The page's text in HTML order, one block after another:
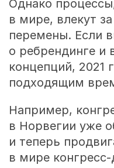
Однако
в мире, влекут
перемены. Если
о ребрендинге и
концепций, 2021
подходящим
Например,
в Норвегии уже
и теперь
в мире